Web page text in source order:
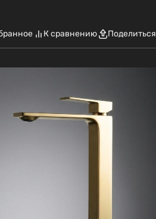
К сравнению Поделиться